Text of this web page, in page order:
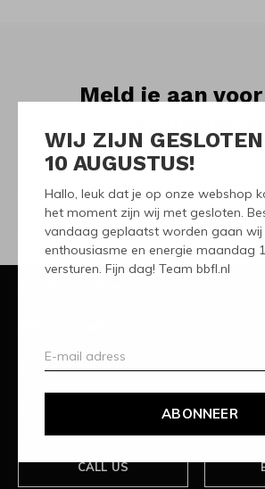
WIJ ZIJN
10 AUGUSTUS!
Hallo, leuk dat je op onze webshop
het moment zijn wij met gesloten.
vandaag geplaatst worden gaan wij
enthousiasme en energie maandag
versturen. Fijn dag! Team bbfl.nl
ABONNEER
Meld je aan
Ontvang de nieuwste
Categorieën
CALL US